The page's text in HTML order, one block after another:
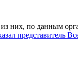
них, по данным
представитель